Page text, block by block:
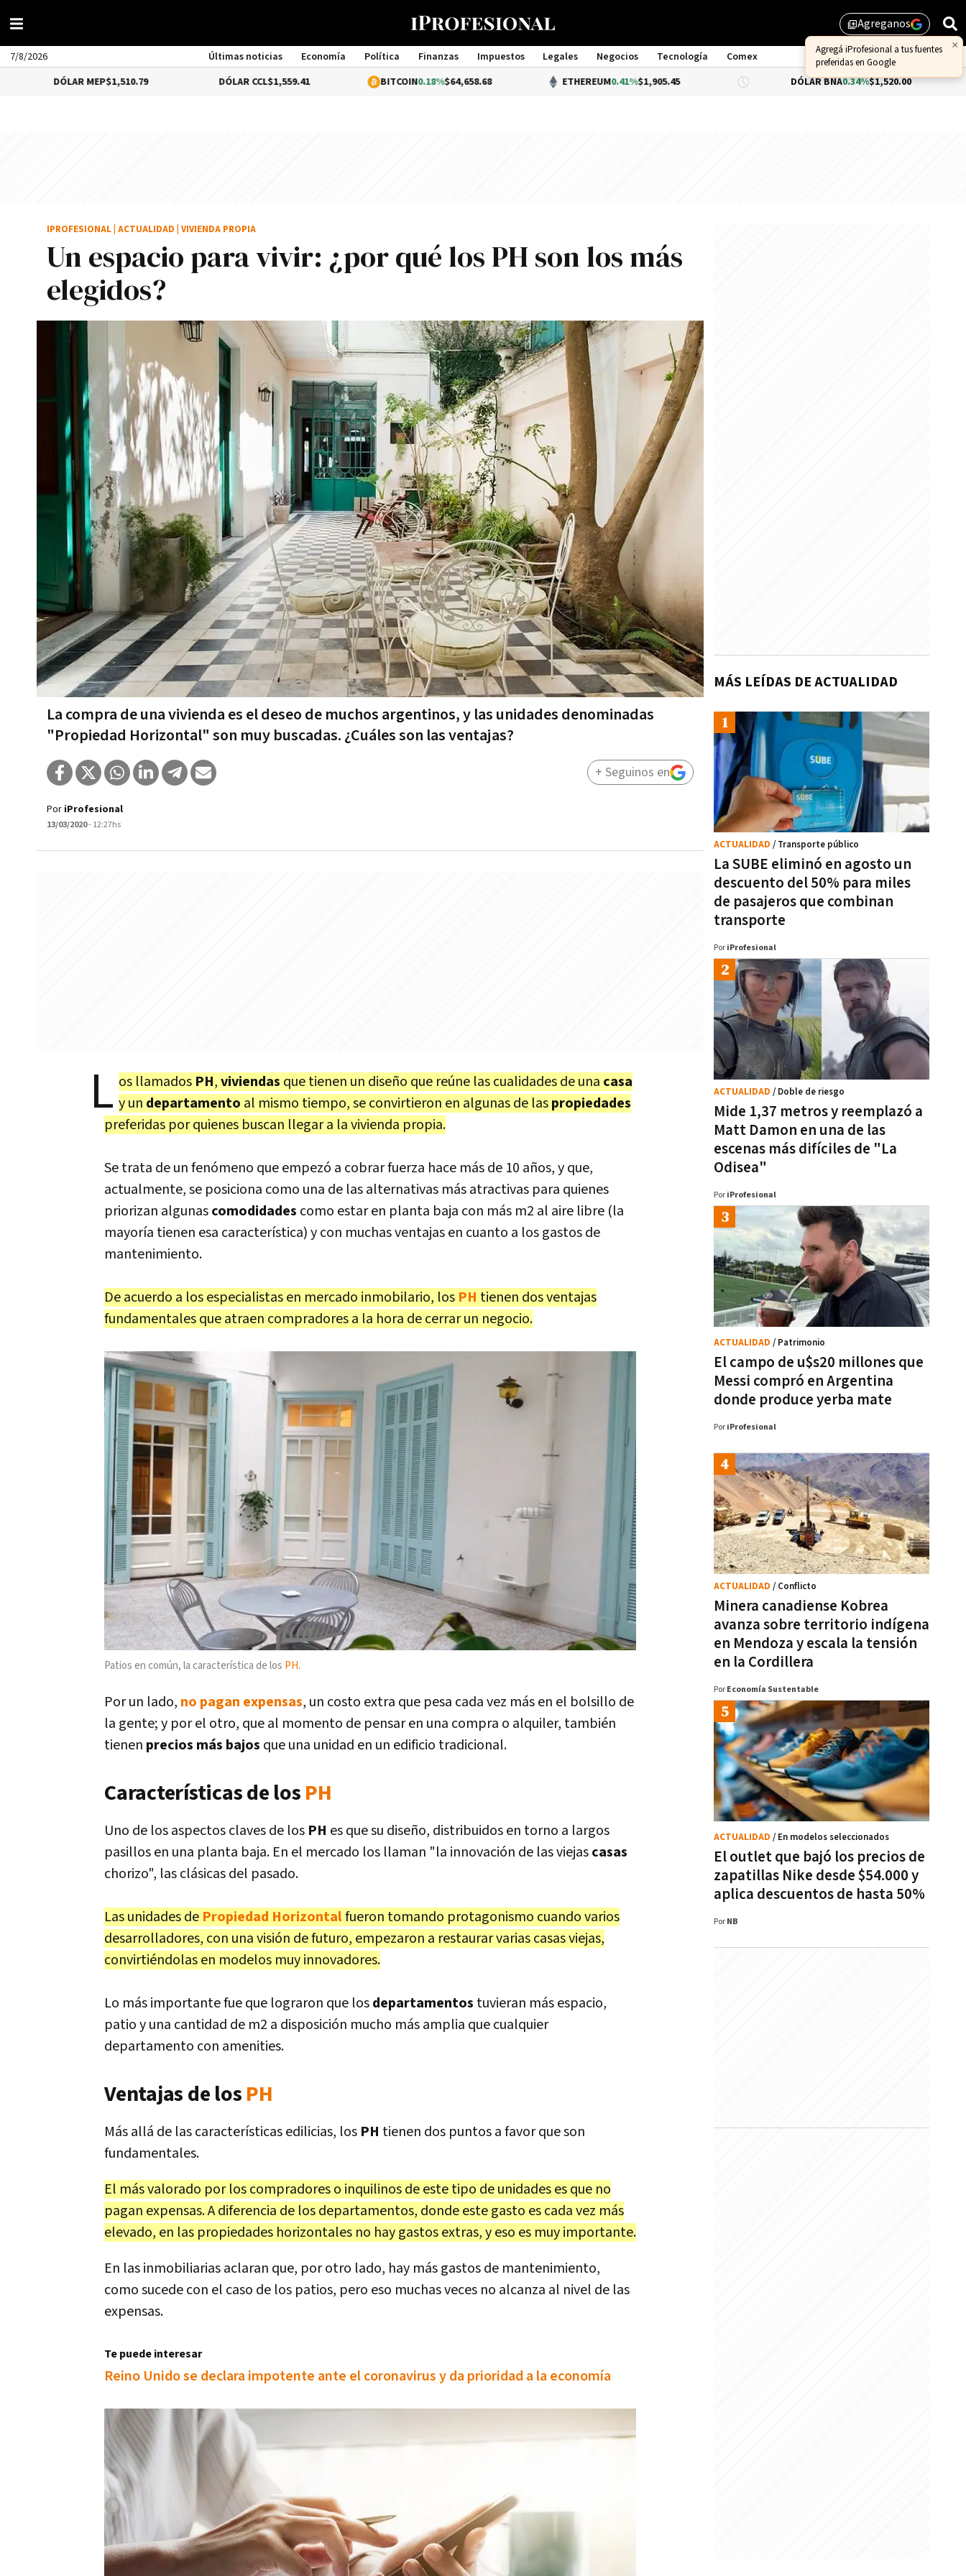
library_addAgreganos
7/8/2026 Últimas noticias Economía Política Finanzas Impuestos Legales Negocios Tecnología
Comex
Management
$1,510.79 $1,559.41 0.18%$64,658.68 0.41%$1,905.45 DÓLAR BNA 0.34%$1,520.00 DÓLAR
Un espacio para vivir: ¿por qué los PH son los más
elegidos?
La compra de una vivienda es el deseo de muchos argentinos, y las unidades denominadas
"Propiedad Horizontal" son muy buscadas. ¿Cuáles son las ventajas?
IPROFESIONAL ACTUALIDAD VIVIENDA PROPIA
Por iProfesional
13/03/2020- 12:27hs
+ Seguinos en
L os llamados PH,viviendas que tienen un diseño que reúne las cualidades de una casa
y un departamento al mismo tiempo, se convirtieron en algunas de laspropiedades
preferidas por quienes buscan llegar a la vivienda propia.
Se trata de un fenómeno que empezó a cobrar fuerza hace más de 10 años, y que,
actualmente, se posiciona como una de las alternativas más atractivas para quienes
priorizan algunascomodidades como estar en planta baja con más m2 al aire libre (la
mayoría tienen esa característica) y con muchas ventajas en cuanto a los gastos de
mantenimiento.
De acuerdo a los especialistas en mercado inmobilario, los PH tienen dos ventajas
fundamentales que atraen compradores a la hora de cerrar un negocio.
Patios en común, la característica de los PH.
Por un lado, no pagan expensas, un costo extra que pesa cada vez más en el bolsillo de
la gente; y por el otro, que al momento de pensar en una compra o alquiler, también
tienen precios más bajos que una unidad en un edificio tradicional.
Características de los PH
Uno de los aspectos claves de los PH es que su diseño, distribuidos en torno a largos
pasillos en una planta baja. En el mercado los llaman "la innovación de las viejascasas
chorizo", las clásicas del pasado.
Las unidades de Propiedad Horizontalfueron tomando protagonismo cuando varios
desarrolladores, con una visión de futuro, empezaron a restaurar varias casas viejas,
convirtiéndolas en modelos muy innovadores.
Lo más importante fue que lograron que losdepartamentos tuvieran más espacio,
patio y una cantidad de m2 a disposición mucho más amplia que cualquier
departamento con amenities.
Ventajas de los PH
Más allá de las características edilicias, los PH tienen dos puntos a favor que son
fundamentales.
El más valorado por los compradores o inquilinos de este tipo de unidades es que no
pagan expensas. A diferencia de los departamentos, donde este gasto es cada vez más
elevado, en las propiedades horizontales no hay gastos extras, y eso es muy importante.
En las inmobiliarias aclaran que, por otro lado, hay más gastos de mantenimiento,
como sucede con el caso de los patios, pero eso muchas veces no alcanza al nivel de las
expensas.
Te puede interesar
Reino Unido se declara impotente ante el coronavirus y da prioridad a la economía
MÁS LEÍDAS DE ACTUALIDAD
La SUBE eliminó en agosto un
descuento del 50% para miles
de pasajeros que combinan
transporte
ACTUALIDAD / Transporte público
Por iProfesional
Mide 1,37 metros y reemplazó a
Matt Damon en una de las
escenas más difíciles de "La
Odisea"
ACTUALIDAD / Doble de riesgo
Por iProfesional
El campo de u$s20 millones que
Messi compró en Argentina
donde produce yerba mate
ACTUALIDAD / Patrimonio
Por iProfesional
Minera canadiense Kobrea
avanza sobre territorio indígena
en Mendoza y escala la tensión
en la Cordillera
ACTUALIDAD / Conflicto
Por Economía Sustentable
El outlet que bajó los precios de
zapatillas Nike desde $54.000 y
aplica descuentos de hasta 50%
ACTUALIDAD / En modelos seleccionados
Por NB